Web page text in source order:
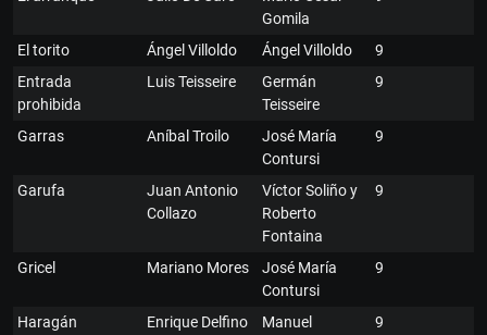
Gomila
El torito Ángel Villoldo Ángel Villoldo
9
Entrada
prohibida
Luis Teisseire
Germán
Teisseire
9
Garras Aníbal Troilo
José María
Contursi
9
Garufa
Juan Antonio
Collazo
Víctor Soliño y
Roberto
Fontaina
9
Gricel Mariano Mores
José María
Contursi
9
Haragán Enrique Delfino
Manuel
9